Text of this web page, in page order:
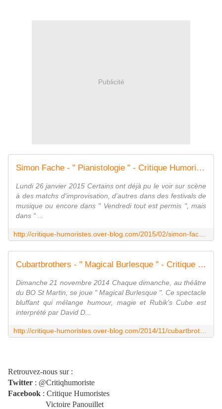
Publicité
Simon Fache - " Pianistologie " - Critique Humoristes
Lundi 26 janvier 2015 Certains ont déjà pu le voir sur scène
à des matchs d'improvisation, d'autres dans des festivals de
musique ou encore dans " Vendredi tout est permis ", mais
dans " ...
Cubartbrothers - " Magical Burlesque " - Critique Humoristes
Dimanche 21 novembre 2014 Chaque dimanche, au théâtre
du BO St Martin, se joue " Magical Burlesque ". Ce spectacle
bluffant qui mélange humour, magie et Rubik's Cube est
interprété par David D...
Retrouvez-nous sur :
Twitter : @Critiqhumoriste
Facebook : Critique Humoristes
Victoire Panouillet